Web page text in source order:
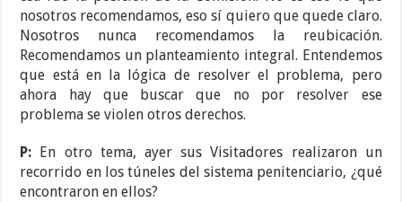
nosotros recomendamos, eso sí quiero que quede claro.
Nosotros nunca recomendamos la reubicación.
Recomendamos un planteamiento integral. Entendemos
que está en la lógica de resolver el problema, pero
ahora hay que buscar que no por resolver ese
problema se violen otros derechos.
P:
En otro tema, ayer sus Visitadores realizaron un
recorrido en los túneles del sistema penitenciario, ¿qué
encontraron en ellos?